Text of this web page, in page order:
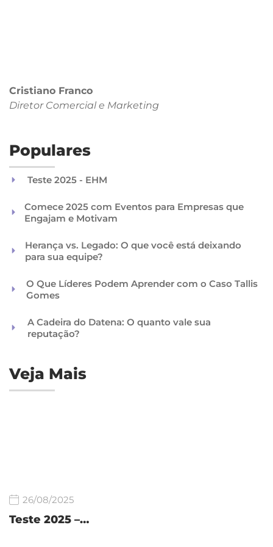
Cristiano Franco
Diretor Comercial e Marketing
Populares
Teste 2025 - EHM
Comece 2025 com Eventos para Empresas que
Engajam e Motivam
Herança vs. Legado: O que você está deixando
para sua equipe?
O Que Líderes Podem Aprender com o Caso Tallis
Gomes
A Cadeira do Datena: O quanto vale sua
reputação?
Veja Mais
26/08/2025
Teste 2025 –…